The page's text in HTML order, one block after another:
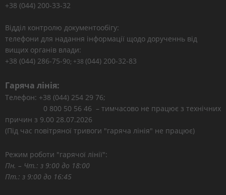
+38 (044) 200-33-32
Відділ контролю документообігу:
телефони для надання інформації щодо дорученнь від
вищих органів влади:
+38 (044) 286-75-90; +38 (044) 200-32-83
Гаряча лінія:
Телефон: +38 (044) 254 29 76;
0 800 50 56 46 – тимчасово не працює з технічних
причин з 9.00 28.07.2026
(Під час повітряної тривоги "гаряча лінія" не працює)
Режим роботи "гарячої лінії":
Пн. – Чт.: з 9:00 до 18:00
Пт.: з 9:00 до 16:45